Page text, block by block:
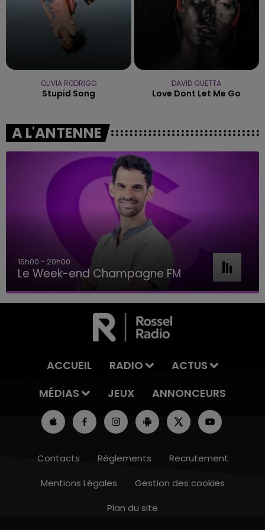
11h00 - 16h00
OLIVIA RODRIGO
Stupid Song
DAVID GUETTA
Love Dont Let Me Go
A L'ANTENNE
16h00 - 20h00
Le Week-end Champagne FM
ACCUEIL RADIO
ACTUS
MÉDIAS
JEUX ANNONCEURS
Contacts Règlements
Recrutement
Mentions Légales
Gestion des cookies
Plan du site